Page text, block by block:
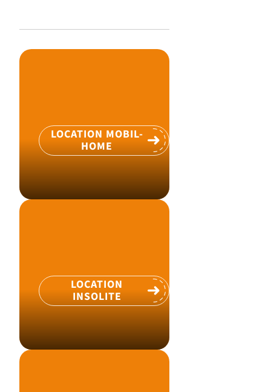
LOCATION MOBIL-
HOME
LOCATION
INSOLITE